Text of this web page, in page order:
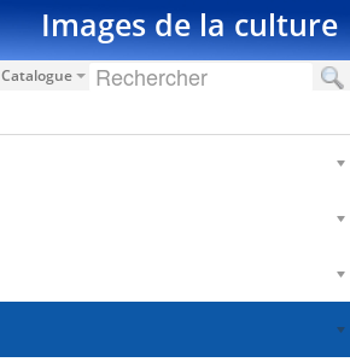
Images de la culture
Catalogue